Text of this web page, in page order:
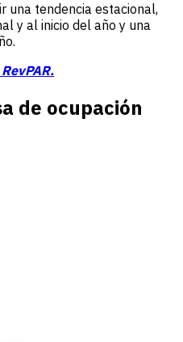
una tendencia estacional,
y al inicio del año y una
de ocupación